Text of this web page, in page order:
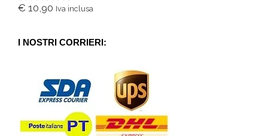
0
5
€ 10,90 Iva inclusa
I NOSTRI CORRIERI: